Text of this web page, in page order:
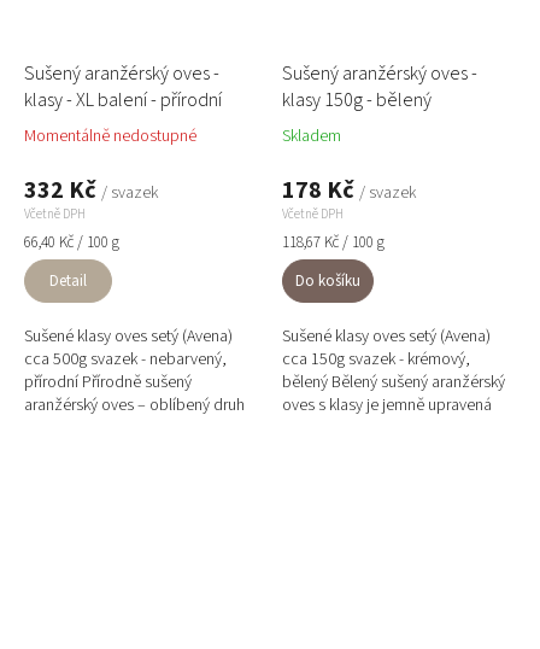
Sušený aranžérský oves -
klasy - XL balení - přírodní
Momentálně nedostupné
332 Kč / svazek
Včetně DPH
Měrná
cena:
66,40 Kč / 100 g
Detail
Sušené klasy oves setý (Avena)
cca 500g svazek - nebarvený,
přírodní Přírodně sušený
aranžérský oves – oblíbený druh
Sušený aranžérský oves -
klasy 150g - bělený
Skladem
178 Kč / svazek
Včetně DPH
Měrná
cena:
118,67 Kč / 100 g
Do košíku
Sušené klasy oves setý (Avena)
cca 150g svazek - krémový,
bělený Bělený sušený aranžérský
oves s klasy je jemně upravená